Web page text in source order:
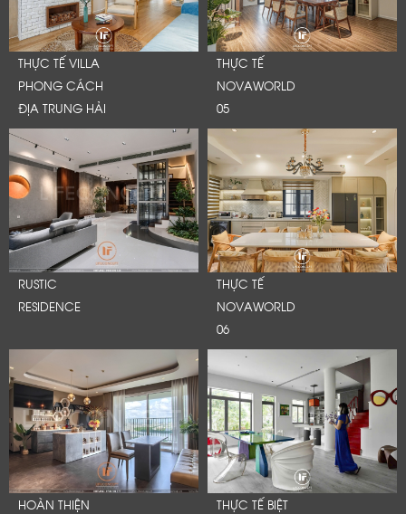
THỰC TẾ VILLA
PHONG CÁCH
ĐỊA TRUNG HẢI
THỰC TẾ
NOVAWORLD
05
RUSTIC
RESIDENCE
THỰC TẾ
NOVAWORLD
06
HOÀN THIỆN
THỰC TẾ BIỆT
Cảm ơn quý khách đã để lại thông tin.
Chúng tôi sẽ liên hệ lại trong thời gian sớm nhất